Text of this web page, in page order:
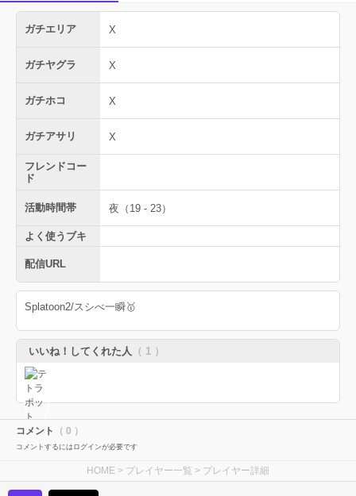
ガチエリア X
ガチヤグラ X
ガチホコ X
ガチアサリ X
フレンドコー
ド
活動時間帯 夜（19 - 23）
よく使うブキ
配信URL
Splatoon2/スシべ一瞬🥇
いいね！してくれた人 （ 1 ）
コメント （ 0 ）
コメントするにはログインが必要です
HOME > プレイヤー一覧 > プレイヤー詳細